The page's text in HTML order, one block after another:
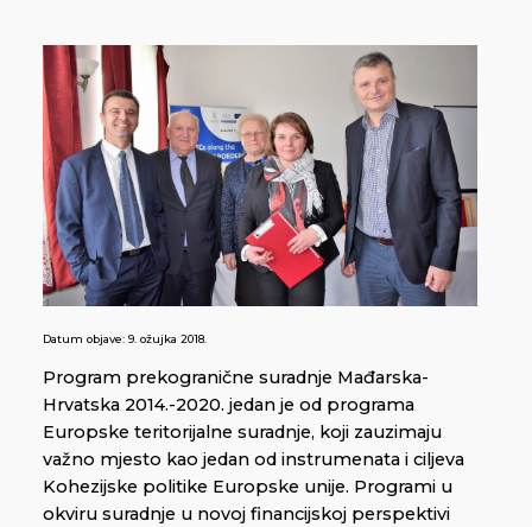
Datum objave: 9. ožujka 2018.
Program prekogranične suradnje Mađarska-
Hrvatska 2014.-2020. jedan je od programa
Europske teritorijalne suradnje, koji zauzimaju
važno mjesto kao jedan od instrumenata i ciljeva
Kohezijske politike Europske unije. Programi u
okviru suradnje u novoj financijskoj perspektivi